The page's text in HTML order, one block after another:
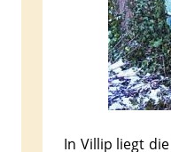
In Villip liegt